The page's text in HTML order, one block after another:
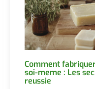
Comment
soi-meme : Les
reussie